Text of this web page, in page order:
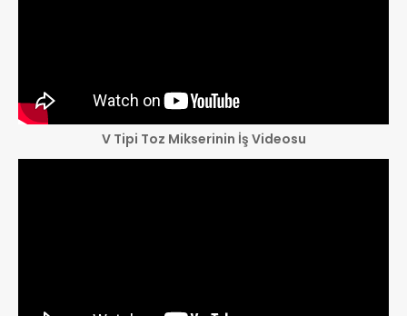
V Tipi Toz Mikserinin İş Videosu